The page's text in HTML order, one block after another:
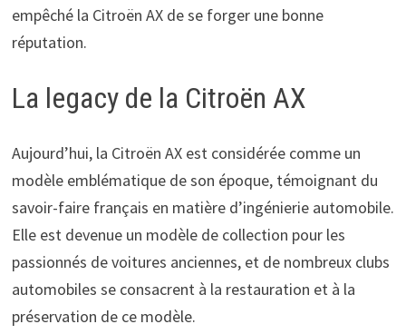
empêché la Citroën AX de se forger une bonne
réputation.
La legacy de la Citroën AX
Aujourd’hui, la Citroën AX est considérée comme un
modèle emblématique de son époque, témoignant du
savoir-faire français en matière d’ingénierie automobile.
Elle est devenue un modèle de collection pour les
passionnés de voitures anciennes, et de nombreux clubs
automobiles se consacrent à la restauration et à la
préservation de ce modèle.